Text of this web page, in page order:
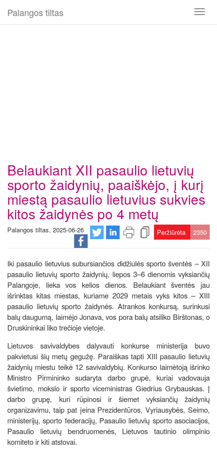
Toggle
Palangos tiltas
Belaukiant XII pasaulio lietuvių
sporto žaidynių, paaiškėjo, į kurį
miestą pasaulio lietuvius sukvies
kitos žaidynės po 4 metų
Palangos tiltas, 2025-06-26 Peržiūrėta 2350
Iki pasaulio lietuvius subursiančios didžiulės sporto šventės – XII
pasaulio lietuvių sporto žaidynių, liepos 3–6 dienomis vyksiančių
Palangoje, lieka vos kelios dienos. Belaukiant šventės jau
išrinktas kitas miestas, kuriame 2029 metais vyks kitos – XIII
pasaulio lietuvių sporto žaidynės. Atrankos konkursą, surinkusi
balų daugumą, laimėjo Jonava, vos pora balų atsiliko Birštonas, o
Druskininkai liko trečioje vietoje.
Lietuvos savivaldybes dalyvauti konkurse ministerija buvo
pakvietusi šių metų gegužę. Paraiškas tapti XIII pasaulio lietuvių
žaidynių miestu teikė 12 savivaldybių. Konkurso laimėtoją išrinko
Ministro Pirmininko sudaryta darbo grupė, kuriai vadovauja
švietimo, mokslo ir sporto viceministras Giedrius Grybauskas. Į
darbo grupę, kuri rūpinosi ir šiemet vyksiančių žaidynių
organizavimu, taip pat įeina Prezidentūros, Vyriausybės, Seimo,
ministerijų, sporto federacijų, Pasaulio lietuvių sporto asociacijos,
Pasaulio lietuvių bendruomenės, Lietuvos tautinio olimpinio
komiteto ir kiti atstovai.